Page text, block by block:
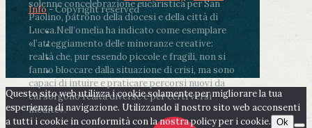
solenne concelebrazione eucaristica per San
Paolino, patrono della diocesi e della città di
Lucca.Nell’omelia ha indicato come esemplare
«l’atteggiamento delle minoranze creative:
realtà che, pur essendo piccole e fragili, non si
fanno bloccare dalla situazione di crisi, ma sono
capaci di intuire e praticare percorsi nuovi da
cui sorgono realtà diverse e per certi versi
inedite».
Info- Copyright reserved
Questo sito web utilizza i cookie solamente per migliorare la tua
esperienza di navigazione. Utilizzando il nostro sito web acconsenti
a tutti i cookie in conformità con la nostra policy per i cookie. Ok